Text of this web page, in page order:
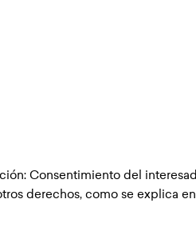
Consentimiento del
derechos, como se explica